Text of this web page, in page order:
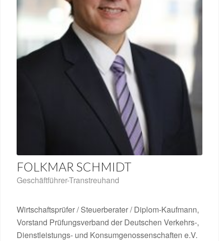
FOLKMAR SCHMIDT
Geschäftführer-Transtreuhand
Wirtschaftsprüfer / Steuerberater / Diplom-Kaufmann,
Vorstand Prüfungsverband der Deutschen Verkehrs-,
Dienstleistungs- und Konsumgenossenschaften e.V.